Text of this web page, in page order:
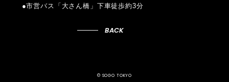
●市営バス「大さん橋」下車徒歩約3分
BACK
© SOGO TOKYO